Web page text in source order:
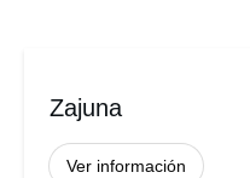
Zajuna
Ver información